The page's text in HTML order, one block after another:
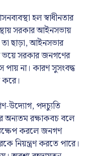
হল স্বাধীনতার
সরকার আইনসভায়
তা ছাড়া, আইনসভার
ভয়ে সরকার জনগণের
না। কারণ সুসংবদ্ধ
উদ্যোগ, পদচ্যুতি
অন্যতম রক্ষাকবচ বলে
করলে জনগণ
নিয়ন্ত্রণ করতে পারে।